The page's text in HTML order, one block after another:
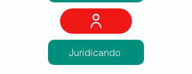
Juridicando